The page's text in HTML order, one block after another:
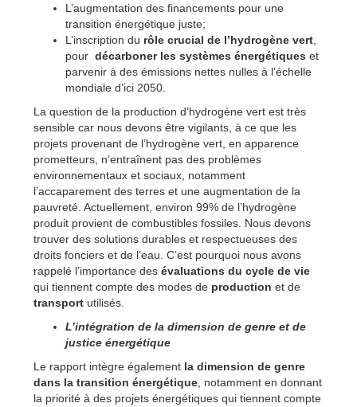
L’augmentation des financements pour une
transition énergétique juste;
L’inscription du rôle crucial de l’hydrogène vert
pour décarboner les systèmes énergétiques et
parvenir à des émissions nettes nulles à l’échelle
mondiale d’ici 2050.
La question de la production d’hydrogène vert est très
sensible car nous devons être vigilants, à ce que les
projets provenant de l’hydrogène vert, en apparence
prometteurs, n’entraînent pas des problèmes
environnementaux et sociaux, notamment
l’accaparement des terres et une augmentation de la
pauvreté. Actuellement, environ 99% de l’hydrogène
produit provient de combustibles fossiles. Nous devons
trouver des solutions durables et respectueuses des
droits fonciers et de l’eau. C’est pourquoi nous avons
rappelé l’importance des évaluations du cycle de vie
qui tiennent compte des modes de production et de
transport utilisés.
L’intégration de la dimension de genre et de
justice énergétique
Le rapport intègre également la dimension de genre
dans la transition énergétique , notamment en donnant
la priorité à des projets énergétiques qui tiennent compte